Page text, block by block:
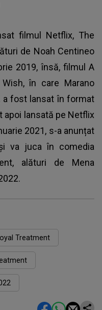
filmul Netflix, The
de Noah Centineo
2019, însă, filmul A
în care Marano
a fost lansat în format
apoi lansată pe Netflix
2021, s-a anunțat
va juca în comedia
alături de Mena
Treatment